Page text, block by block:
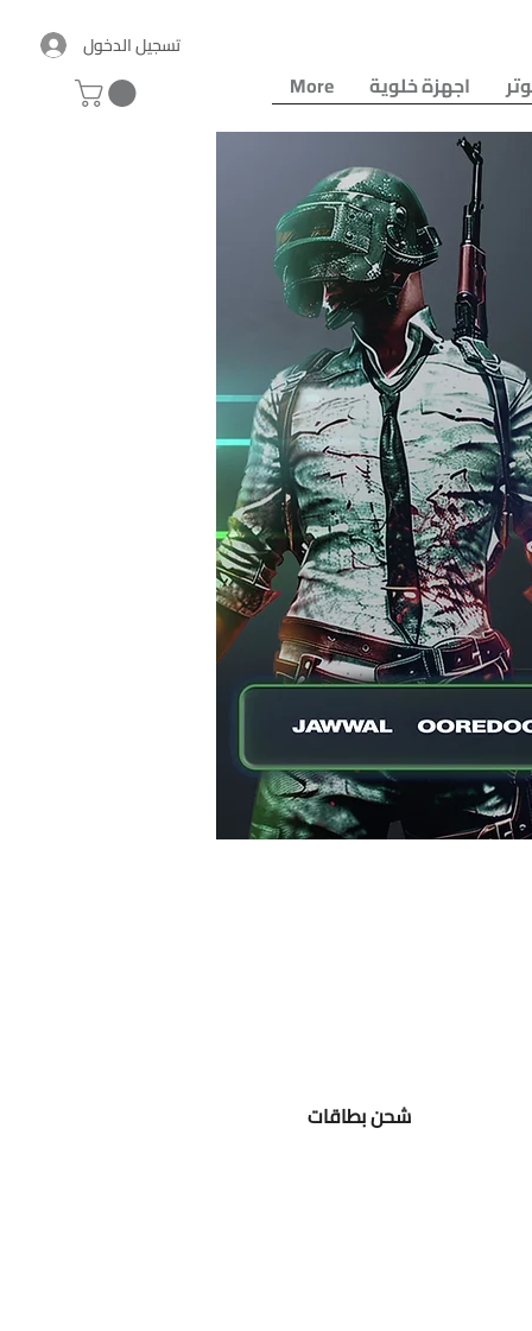
تسجيل الدخول
اجهزة خلوية More
شحن بطاقات